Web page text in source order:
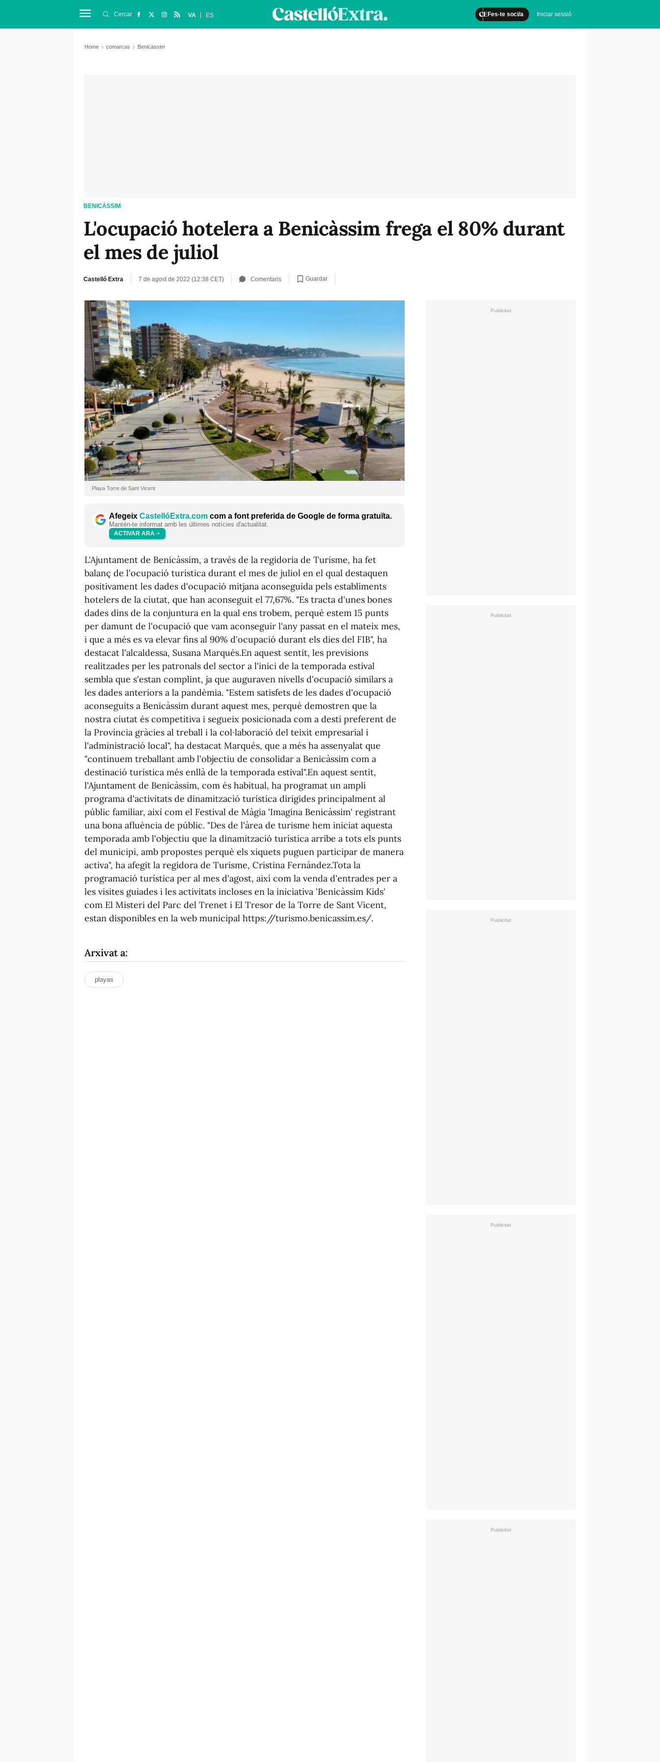
Fes-te soci/a Iniciar sessió
Cercar VA ES
Home comarcas Benicàssim
BENICÀSSIM
L'ocupació hotelera a Benicàssim frega el 80% durant
el mes de juliol
Castelló Extra 7 de agost de 2022 (12:38 CET) Comentaris Guardar
Playa Torre de Sant Vicent
Afegeix CastellóExtra.com com a font preferida de Google de forma gratuïta.
Mantén-te informat amb les últimes notícies d'actualitat.
ACTIVAR ARA
L'Ajuntament de Benicàssim, a través de la regidoria de Turisme, ha fet
balanç de l'ocupació turística durant el mes de juliol en el qual destaquen
positivament les dades d'ocupació mitjana aconseguida pels establiments
hotelers de la ciutat, que han aconseguit el 77,67%. "Es tracta d'unes bones
dades dins de la conjuntura en la qual ens trobem, perquè estem 15 punts
per damunt de l'ocupació que vam aconseguir l'any passat en el mateix mes,
i que a més es va elevar fins al 90% d'ocupació durant els dies del FIB", ha
destacat l'alcaldessa, Susana Marqués.En aquest sentit, les previsions
realitzades per les patronals del sector a l'inici de la temporada estival
sembla que s'estan complint, ja que auguraven nivells d'ocupació similars a
les dades anteriors a la pandèmia. "Estem satisfets de les dades d'ocupació
aconseguits a Benicàssim durant aquest mes, perquè demostren que la
nostra ciutat és competitiva i segueix posicionada com a destí preferent de
la Província gràcies al treball i la col·laboració del teixit empresarial i
l'administració local", ha destacat Marqués, que a més ha assenyalat que
"continuem treballant amb l'objectiu de consolidar a Benicàssim com a
destinació turística més enllà de la temporada estival".En aquest sentit,
l'Ajuntament de Benicàssim, com és habitual, ha programat un ampli
programa d'activitats de dinamització turística dirigides principalment al
públic familiar, així com el Festival de Màgia 'Imagina Benicàssim' registrant
una bona afluència de públic. "Des de l'àrea de turisme hem iniciat aquesta
temporada amb l'objectiu que la dinamització turística arribe a tots els punts
del municipi, amb propostes perquè els xiquets puguen participar de manera
activa", ha afegit la regidora de Turisme, Cristina Fernández.Tota la
programació turística per al mes d'agost, així com la venda d'entrades per a
les visites guiades i les activitats incloses en la iniciativa 'Benicàssim Kids'
com El Misteri del Parc del Trenet i El Tresor de la Torre de Sant Vicent,
estan disponibles en la web municipal https://turismo.benicassim.es/.
Arxivat a:
playas